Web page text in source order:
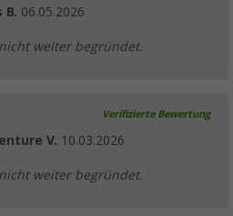
B. 06.05.2026
weiter begründet.
Verifizierte Bewertung
V. 10.03.2026
weiter begründet.